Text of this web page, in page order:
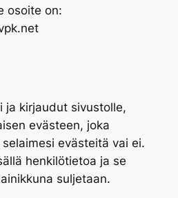
osoite on:
ja kirjaudut sivustolle,
evästeen, joka
evästeitä vai ei.
henkilötietoa ja se
suljetaan.